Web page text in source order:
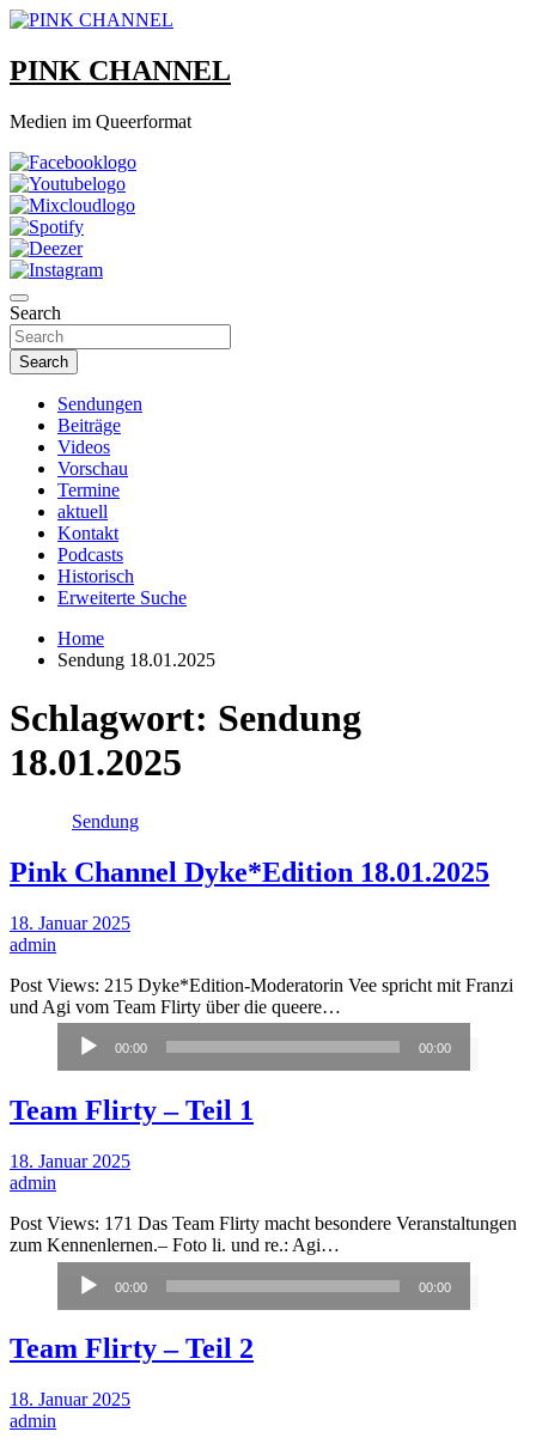
Skip
content
PINK CHANNEL
Medien im Queerformat
Search
Search
Sendungen
Beiträge
Videos
Vorschau
Termine
aktuell
Kontakt
Podcasts
Historisch
Erweiterte Suche
Home
Sendung 18.01.2025
Schlagwort: Sendung
18.01.2025
Sendung
Pink Channel Dyke*Edition 18.01.2025
18. Januar 2025
admin
Post Views: 215 Dyke*Edition-Moderatorin Vee spricht mit Franzi
und Agi vom Team Flirty über die queere…
Audio-
Player
00:00 00:00
Team Flirty – Teil 1
18. Januar 2025
admin
Post Views: 171 Das Team Flirty macht besondere Veranstaltungen
zum Kennenlernen.– Foto li. und re.: Agi…
Audio-
Player
00:00 00:00
Team Flirty – Teil 2
18. Januar 2025
admin